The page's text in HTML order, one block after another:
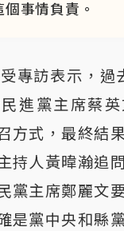
事情負責。
專訪表示，
進黨主席蔡
方式，最終結
持人黃暐瀚追
黨主席鄭麗文
是黨中央和縣